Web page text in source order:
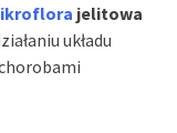
jelitowa
układu